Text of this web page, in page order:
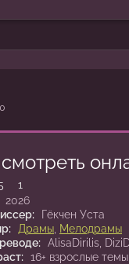
1
2026
Гёкчен Уста
Драмы Мелодрамы
AlisaDirilis,
16+ взрослые